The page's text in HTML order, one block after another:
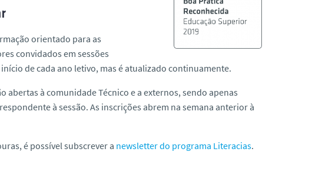
orientado para as
convidados em sessões
de cada ano letivo, mas é atualizado continuamente.
à comunidade Técnico e a externos, sendo apenas
à sessão. As inscrições abrem na semana anterior à
é possível subscrever a newsletter do programa Literacias.